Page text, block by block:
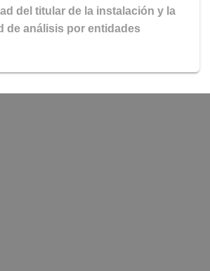
del titular de la instalación y la
de análisis por entidades